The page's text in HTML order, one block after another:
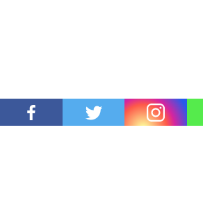
Jaksa Korsel Menangkap Tokoh Dibalik